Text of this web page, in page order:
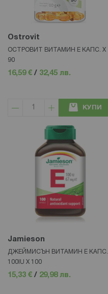
Ostrovit
ОСТРОВИТ ВИТАМИН Е КАПС. Х
90
16,59 € / 32,45 лв.
КУПИ
Jamieson
ДЖЕЙМИСЪН ВИТАМИН Е КАПС.
100IU Х 100
15,33 € / 29,98 лв.